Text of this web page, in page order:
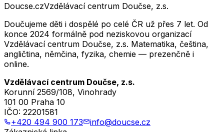
Doucse.czVzdělávací centrum Doučse, z.s.
Doučujeme děti i dospělé po celé ČR už přes 7 let. Od
konce 2024 formálně pod neziskovou organizací
Vzdělávací centrum Doučse, z.s. Matematika, čeština,
angličtina, němčina, fyzika, chemie — prezenčně i
online.
Vzdělávací centrum Doučse, z.s.
Korunní 2569/108, Vinohrady
101 00 Praha 10
IČO: 22201581
+420 494 900 173
info@doucse.cz